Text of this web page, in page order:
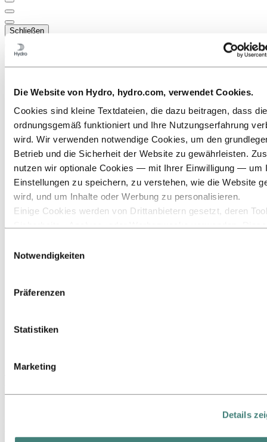
Die Website von Hydro, hydro.com, verwendet Cookies.
Cookies sind kleine Textdateien, die dazu beitragen, dass
ordnungsgemäß funktioniert und Ihre Nutzungserfahrung
wird. Wir verwenden notwendige Cookies, um den
Betrieb und die Sicherheit der Website zu gewährleisten.
nutzen wir optionale Cookies — mit Ihrer Einwilligung — um
Einstellungen zu speichern, zu verstehen, wie die Website
wird, und um Inhalte oder Werbung zu personalisieren.
Einige Cookies werden von Drittanbietern gesetzt, deren
unserer Website sammeln, mit anderen Daten kombinieren,
verantwortlich ist, ist der Verantwortliche für die
untenstehenden Cookieliste können Sie einsehen, um
Notwendigkeiten
Präferenzen
Statistiken
Marketing
Details
Schließen
Aluminium
Automobilindustrie
Bau- und Konstruktionsindustrie
Schiff- und Bootsbau
Verkehr
HLK
Sonne und Energie
Solarenergie
Wind
Onshore
Offshore
Geothermie
Wärmemanagement
Elektronik
Innovationen, Forschung und Entwicklung
Sonne und Energie
Aluminium für die effiziente
Energiegewinnung
Bei uns erhalten Sie kundenspezifische Lösungen für Onshore- und